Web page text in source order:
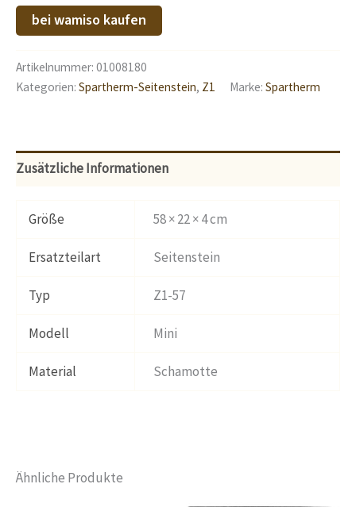
bei wamiso kaufen
Artikelnummer: 01008180
Kategorien: Spartherm-Seitenstein, Z1 Marke: Spartherm
Zusätzliche Informationen
Größe 58 × 22 × 4 cm
Ersatzteilart Seitenstein
Typ Z1-57
Modell Mini
Material Schamotte
Ähnliche Produkte